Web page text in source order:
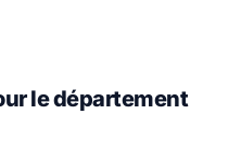
le département